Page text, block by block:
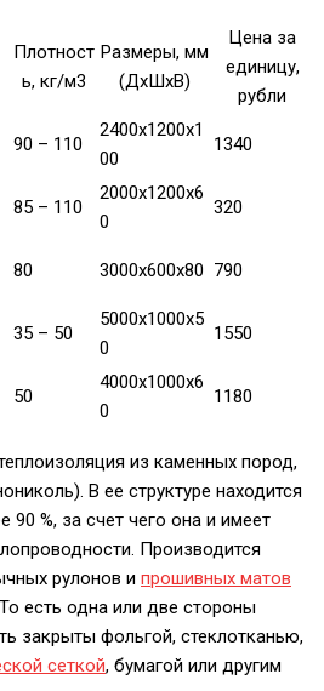
Плотност
ь, кг/м3
Размеры, мм
(ДхШхВ)
Цена за
единицу,
рубли
90 – 110
2400х1200х1
00
1340
85 – 110
2000х1200х6
0
320
80 3000х600х80 790
35 – 50
5000х1000х5
0
1550
50
4000х1000х6
0
1180
из каменных пород,
В ее структуре находится
90 %, за счет чего она и имеет
Производится
рулонов и прошивных матов
есть одна или две стороны
закрыты фольгой, стеклотканью,
сеткой, бумагой или другим